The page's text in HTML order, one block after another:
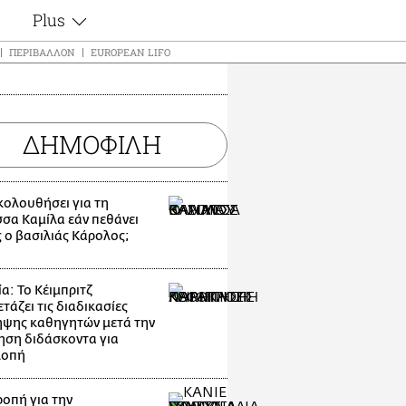
Plus
Θέματα
Videos
Αφιερώματα
Ζώδια
Εξομολογήσεις
Οι Αθηναίοι
Απώλειες
Επιλογές
ΠΕΡΙΒΆΛΛΟΝ EUROPEAN LIFO
ΔΗΜΟΦΙΛΗ
για τη
Καμίλα εάν πεθάνει
βασιλιάς Κάρολος;
Το Κέιμπριτζ
τις διαδικασίες
καθηγητών μετά την
διδάσκοντα για
για την